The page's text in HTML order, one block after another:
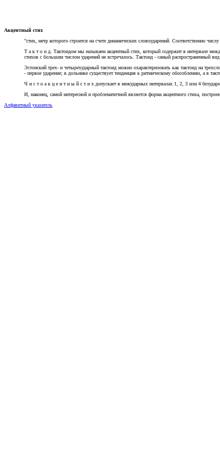
Акцентный стих
"стих, метр которого строится на счете динамических словоударений. Соответственно
Т а к т о и д. Тактоидом мы называем акцентный стих, который содержит в интервале
стихов с большим числом ударений не встречалось. Тактоид - самый распространенный вид
Эстонский трех- и четырехударный тактоид можно охарактеризовать как тактоид на
- первое ударение; в дольнике существует тенденция к ритмическому обособлению, а в
Ч и с т о а к ц е н т н ы й с т и х допускает в межударных интервалах 1, 2, 3 или 4
И, наконец, самой интересной и проблематичной является форма акцентного стиха,
Алфавитный указатель